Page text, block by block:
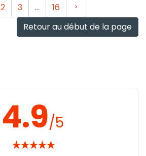
2 3 … 16
Suivant
Retour au début de la page
4.9/5
★★★★★